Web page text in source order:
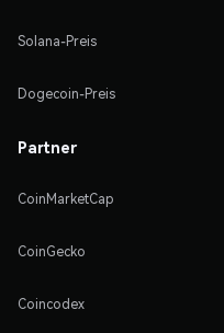
Solana-Preis
Dogecoin-Preis
Partner
CoinMarketCap
CoinGecko
Coincodex